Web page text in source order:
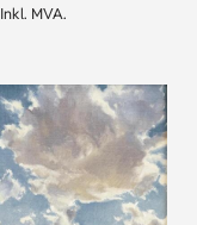
Inkl. MVA.